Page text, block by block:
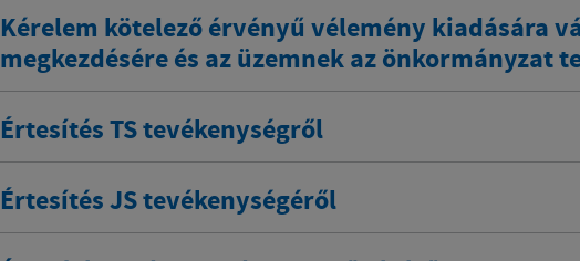
Kérelem kötelező érvényű vélemény kiadására
megkezdésére és az üzemnek az önkormányzat
Értesítés TS tevékenységről
Értesítés JS tevékenységéről